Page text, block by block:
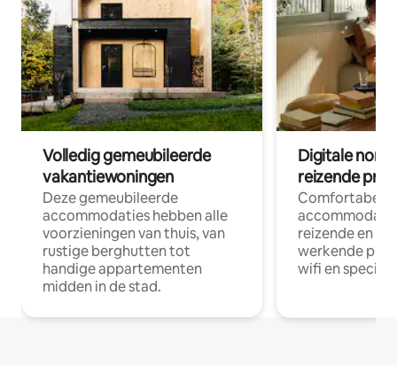
Volledig gemeubileerde
vakantiewoningen
Deze gemeubileerde
accommodaties hebben alle
voorzieningen van thuis, van
rustige berghutten tot
handige appartementen
midden in de stad.
Digitale
reizende
Comfortabele
reizende en
werkende
wifi en